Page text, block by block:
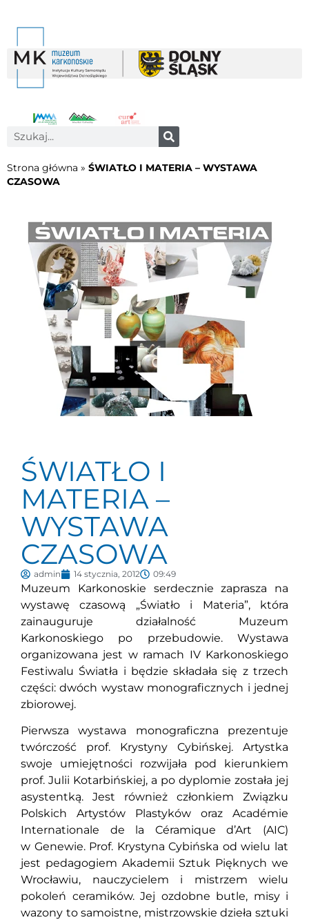
Strona główna » ŚWIATŁO I MATERIA – WYSTAWA
CZASOWA
ŚWIATŁO I
MATERIA –
WYSTAWA
CZASOWA
admin 14 stycznia, 2012 09:49
Muzeum Karkonoskie serdecznie zaprasza na
wystawę czasową „Światło i Materia”, która
zainauguruje działalność Muzeum
Karkonoskiego po przebudowie. Wystawa
organizowana jest w ramach IV Karkonoskiego
Festiwalu Światła i będzie składała się z trzech
części: dwóch wystaw monograficznych i jednej
zbiorowej.
Pierwsza wystawa monograficzna prezentuje
twórczość prof. Krystyny Cybińskej. Artystka
swoje umiejętności rozwijała pod kierunkiem
prof. Julii Kotarbińskiej, a po dyplomie została jej
asystentką. Jest również członkiem Związku
Polskich Artystów Plastyków oraz Académie
Internationale de la Céramique d’Art (AIC)
w Genewie. Prof. Krystyna Cybińska od wielu lat
jest pedagogiem Akademii Sztuk Pięknych we
Wrocławiu, nauczycielem i mistrzem wielu
pokoleń ceramików. Jej ozdobne butle, misy i
wazony to samoistne, mistrzowskie dzieła sztuki